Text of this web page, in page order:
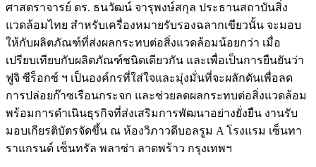
ศาสตราจารย์ ดร. ธนวัฒน์ จารุพงษ์สกุล ประธานสถาบันสิ่ง
แวดล้อมไทย สำหรับเครื่องหมายรับรองฉลากเขียวนั้น จะมอบ
ให้กับผลิตภัณฑ์ที่ส่งผลกระทบต่อสิ่งแวดล้อมน้อยกว่า เมื่อ
เปรียบเทียบกับผลิตภัณฑ์ชนิดเดียวกัน และเพื่อเป็นการยืนยันว่า
ฟูจิ ซีร็อกซ์ ฯ เป็นองค์กรที่ใส่ใจและมุ่งมั่นที่จะผลักดันเพื่อลด
การปล่อยก๊าซเรือนกระจก และช่วยลดผลกระทบต่อสิ่งแวดล้อม
พร้อมการดำเนินธุรกิจที่ส่งเสริมการพัฒนาอย่างยั่งยืน งานรับ
มอบเกียรติบัตรจัดขึ้น ณ ห้องวิภาวดีบอลรูม A โรงแรม เซ็นทา
ราแกรนด์ เซ็นทรัล พลาซ่า ลาดพร้าว กรุงเทพฯ